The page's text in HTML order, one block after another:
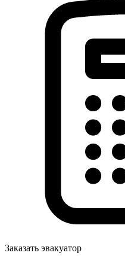
Заказать эвакуатор